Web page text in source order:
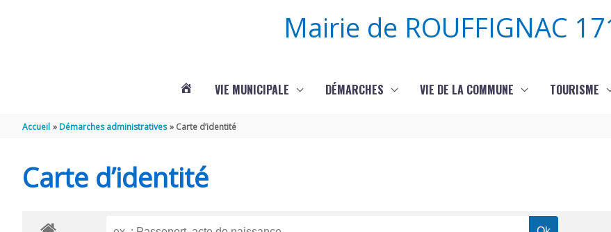
Mairie de ROUFFIGNAC
VIE MUNICIPALE DÉMARCHES VIE DE LA COMMUNE TOURISME
Accueil Démarches administratives Carte d’identité
Carte d’identité